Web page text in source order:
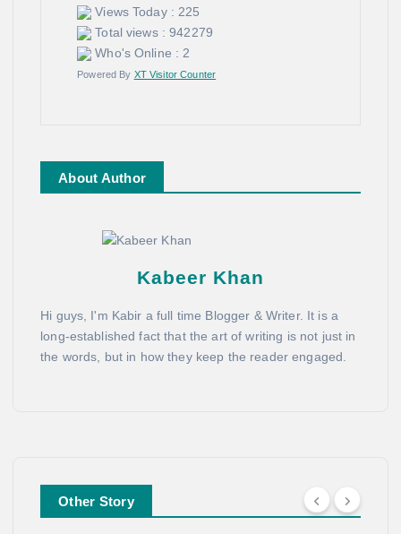
Views Today : 225
Total views : 942279
Who's Online : 2
Powered By XT Visitor Counter
About Author
Kabeer Khan
Hi guys, I'm Kabir a full time Blogger & Writer. It is a
long-established fact that the art of writing is not just in
the words, but in how they keep the reader engaged.
Other Story